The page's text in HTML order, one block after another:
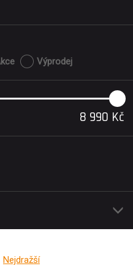
Výprodej
8 990 Kč
Nejdražší